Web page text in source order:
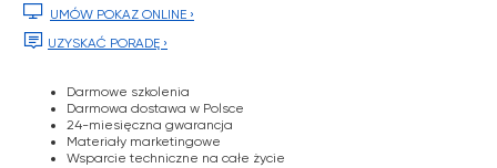
 UMÓW POKAZ ONLINE ›
 UZYSKAĆ PORADĘ ›
Darmowe szkolenia
Darmowa dostawa w Polsce
24-miesięczna gwarancja
Materiały marketingowe
Wsparcie techniczne na całe życie